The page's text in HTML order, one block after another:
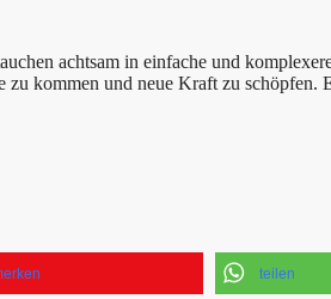
achtsam in einfache und
kommen und neue Kraft zu schöpfen.
teilen